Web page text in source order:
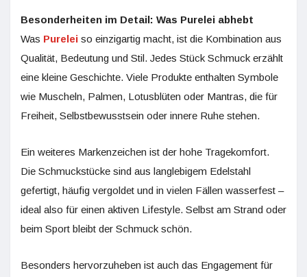
Besonderheiten im Detail: Was Purelei abhebt
Was Purelei so einzigartig macht, ist die Kombination aus
Qualität, Bedeutung und Stil. Jedes Stück Schmuck erzählt
eine kleine Geschichte. Viele Produkte enthalten Symbole
wie Muscheln, Palmen, Lotusblüten oder Mantras, die für
Freiheit, Selbstbewusstsein oder innere Ruhe stehen.
Ein weiteres Markenzeichen ist der hohe Tragekomfort.
Die Schmuckstücke sind aus langlebigem Edelstahl
gefertigt, häufig vergoldet und in vielen Fällen wasserfest –
ideal also für einen aktiven Lifestyle. Selbst am Strand oder
beim Sport bleibt der Schmuck schön.
Besonders hervorzuheben ist auch das Engagement für